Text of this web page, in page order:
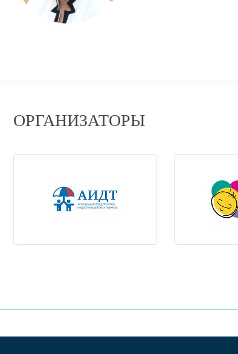
ОРГАНИЗАТОРЫ